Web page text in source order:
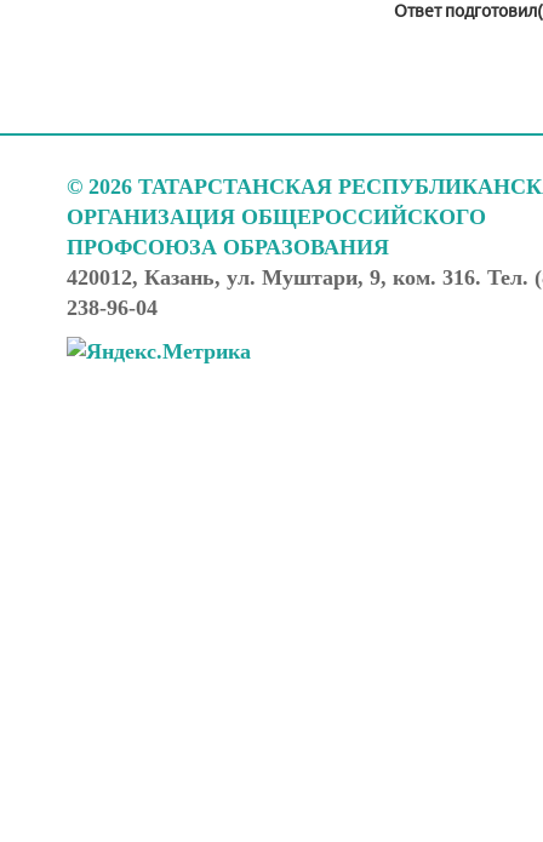
Ответ
© 2026 ТАТАРСТАНСКАЯ
ОРГАНИЗАЦИЯ ОБЩЕРОССИЙСКОГО
ПРОФСОЮЗА ОБРАЗОВАНИЯ
420012, Казань, ул. Муштари, 9, ком. 316. Тел.
238-96-04